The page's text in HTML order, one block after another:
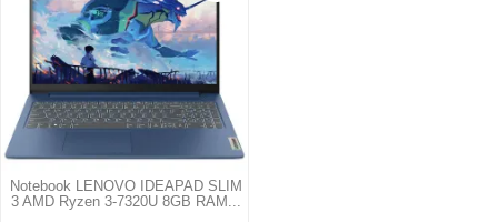
Notebook LENOVO IDEAPAD SLIM
3 AMD Ryzen 3-7320U 8GB RAM...